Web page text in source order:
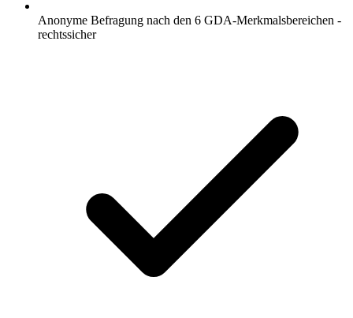
Anonyme Befragung nach den 6 GDA-Merkmalsbereichen -
rechtssicher